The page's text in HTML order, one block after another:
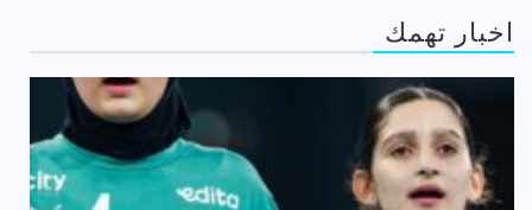
اخبار تهمك